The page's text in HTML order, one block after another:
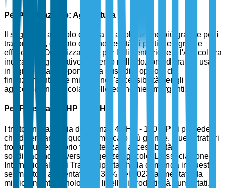
Per Applicazione: Agricoltura
Il segmento agricolo è l'area di applicazione più grande per i
trattori usati, guidato dalla necessità di pratiche agricole
efficienti. L'Organizzazione per l'Alimentazione e l'Agricoltura
indica un significativo aumento nell'adozione di trattori usati
in agricoltura, supportato da sussidi e opzioni di
finanziamento che migliorano l'accessibilità per gli
agricoltori, in particolare nelle economie emergenti.
Per Potenza: 40 HP - 100 HP
I trattori nella fascia di potenza 40 HP - 100 HP si prevede
che detengano la quota di mercato più grande. Questi trattori
trovano un equilibrio tra potenza e accessibilità,
soddisfacendo diverse esigenze agricole. L'Associazione
Internazionale dei Trattori riporta che la domanda in questo
segmento è aumentata del 35% nel 2023, alimentata da
miglioramenti tecnologici e livelli di produttività aumentati.